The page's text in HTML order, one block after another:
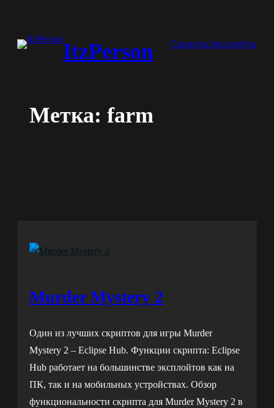
содержимомуItzPerson СкриптыЭксплойты
Метка: farm
Murder Mystery 2
Один из лучших скриптов для игры Murder
Mystery 2 – Eclipse Hub. Функции скрипта: Eclipse
Hub работает на большинстве эксплойтов как на
ПК, так и на мобильных устройствах. Обзор
функциональности скрипта для Murder Mystery 2 в